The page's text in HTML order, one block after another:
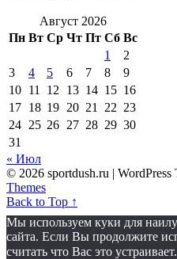
Август 2026
Пн Вт Ср Чт Пт Сб Вс
1
2
3
4 5 6 7 8
9
10 11 12 13 14 15 16
17 18 19 20 21 22 23
24 25 26 27 28 29 30
31
« Июл
© 2026 sportdush.ru | WordPress
Themes
Back to Top ↑
Мы используем куки для
сайта. Если Вы продолжите
считать что Вас это устраивает.